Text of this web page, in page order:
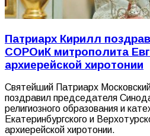
Патриарх Кирилл
СОРОиК митрополита
архиерейской хиротонии
Святейший Патриарх
поздравил председателя
религиозного образования и
Екатеринбургского и
архиерейской хиротонии.